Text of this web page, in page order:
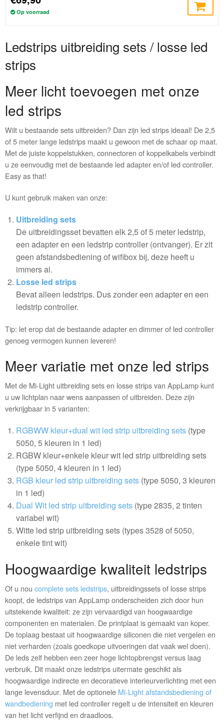
Op voorraad
Ledstrips uitbreiding sets / losse led
strips
Meer licht toevoegen met onze
led strips
Wilt u bestaande sets uitbreiden? Dan zijn led strips ideaal! De 2,5
of 5 meter lange ledstrips maakt u gewoon met de schaar op maat.
Met de juiste koppelstukken, connectoren of koppelkabels verbindt
u ze eenvoudig met de bestaande led adapter en/of led controller.
Easy as that!
U kunt gebruik maken van onze:
Uitbreiding sets
De uitbreidingsset bevatten elk 2,5 of 5 meter ledstrip,
een adapter en een ledstrip controller (ontvanger). Er zit
geen afstandsbediening of wifibox bij, deze heeft u
immers al.
Losse led strips
Bevat alleen ledstrips. Dus zonder een adapter en een
ledstrip controller.
Tip: let erop dat de bestaande adapter en dimmer of led controller
genoeg vermogen kunnen leveren!
Meer variatie met onze led strips
Met de Mi-Light uitbreiding sets en losse strips van AppLamp kunt
u uw lichtplan naar wens aanpassen of uitbreiden. Deze zijn
verkrijgbaar in 5 varianten:
RGBWW kleur+dual wit led strip uitbreiding sets (type
5050, 5 kleuren in 1 led)
RGBW kleur+enkele kleur wit led strip uitbreiding sets
(type 5050, 4 kleuren in 1 led)
RGB kleur led strip uitbreiding sets (type 5050, 3 kleuren
in 1 led)
Dual Wit led strip uitbreiding sets (type 2835, 2 tinten
variabel wit)
Witte led strip uitbreiding sets (types 3528 of 5050,
enkele tint wit)
Hoogwaardige kwaliteit ledstrips
Of u nou complete sets ledstrips, uitbreidingssets of losse strips
koopt, de ledstrips van AppLamp onderscheiden zich door hun
uitstekende kwaliteit: ze zijn vervaardigd van hoogwaardige
componenten en materialen. De printplaat is gemaakt van koper.
De toplaag bestaat uit hoogwaardige siliconen die niet vergelen en
niet verharden (zoals goedkope uitvoeringen dat vaak wel doen).
De leds zelf hebben een zeer hoge lichtopbrengst versus laag
verbruik. Dit maakt onze ledstrips uitermate geschikt als
hoogwaardige indirecte en decoratieve interieurverlichting met een
lange levensduur. Met de optionele Mi-Light afstandsbediening of
wandbediening met led controller regelt u de intensiteit en kleuren
van het licht verfijnd en draadloos.